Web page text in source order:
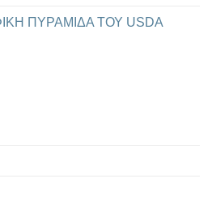
ΠΥΡΑΜΙΔΑ ΤΟΥ USDA